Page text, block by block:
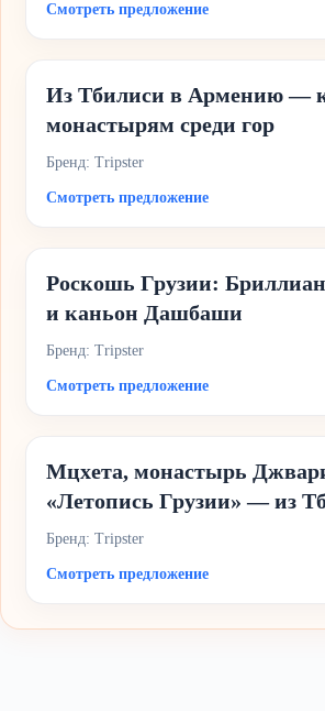
Смотреть предложение
Из Тбилиси в Армению —
монастырям среди гор
Бренд: Tripster
Смотреть предложение
Роскошь Грузии:
и каньон Дашбаши
Бренд: Tripster
Смотреть предложение
Мцхета, монастырь
«Летопись Грузии» — из
Бренд: Tripster
Смотреть предложение